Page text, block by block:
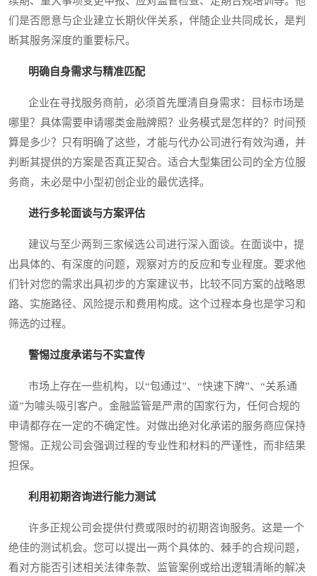
们是否愿意与企业建立长期伙伴关系，伴随企业共同成长，是判
断其服务深度的重要标尺。
明确自身需求与精准匹配
企业在寻找服务商前，必须首先厘清自身需求：目标市场是
哪里？具体需要申请哪类金融牌照？业务模式是怎样的？时间预
算是多少？只有明确了这些，才能与代办公司进行有效沟通，并
判断其提供的方案是否真正契合。适合大型集团公司的全方位服
务商，未必是中小型初创企业的最优选择。
进行多轮面谈与方案评估
建议与至少两到三家候选公司进行深入面谈。在面谈中，提
出具体的、有深度的问题，观察对方的反应和专业程度。要求他
们针对您的需求出具初步的方案建议书，比较不同方案的战略思
路、实施路径、风险提示和费用构成。这个过程本身也是学习和
筛选的过程。
警惕过度承诺与不实宣传
市场上存在一些机构，以“包通过”、“快速下牌”、“关系通
道”为噱头吸引客户。金融监管是严肃的国家行为，任何合规的
申请都存在一定的不确定性。对做出绝对化承诺的服务商应保持
警惕。正规公司会强调过程的专业性和材料的严谨性，而非结果
担保。
利用初期咨询进行能力测试
许多正规公司会提供付费或限时的初期咨询服务。这是一个
绝佳的测试机会。您可以提出一两个具体的、棘手的合规问题，
看对方能否引述相关法律条款、监管案例或给出逻辑清晰的解决